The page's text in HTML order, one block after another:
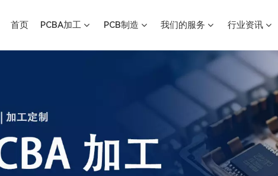
首页 PCBA加工 PCB制造 我们的服务 行业资讯